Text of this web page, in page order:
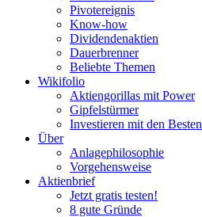
Pivotereignis
Know-how
Dividendenaktien
Dauerbrenner
Beliebte Themen
Wikifolio
Aktiengorillas mit Power
Gipfelstürmer
Investieren mit den Besten
Über
Anlagephilosophie
Vorgehensweise
Aktienbrief
Jetzt gratis testen!
8 gute Gründe